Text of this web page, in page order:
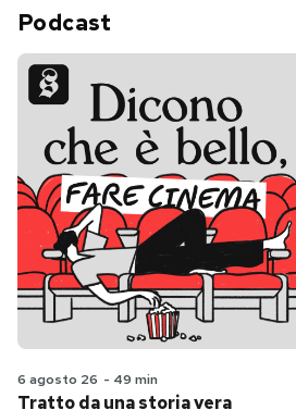
Podcast
6 agosto 26 - 49 min
Tratto da una storia vera